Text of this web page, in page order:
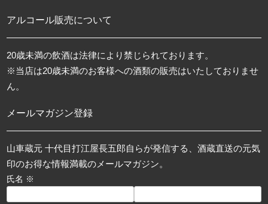
アルコール販売について
20歳未満の飲酒は法律により禁じられております。
※当店は20歳未満のお客様への酒類の販売はいたしておりませ
ん。
メールマガジン登録
山車蔵元 十代目打江屋長五郎自らが発信する、酒蔵直送の元気
印のお得な情報満載のメールマガジン。
氏名 ※